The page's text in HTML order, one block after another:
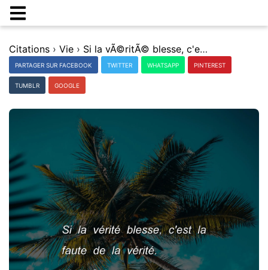
Citations › Vie › Si la vÃ©ritÃ© blesse, c'est la faute de la vÃ©ritÃ©.
PARTAGER SUR FACEBOOK TWITTER WHATSAPP PINTEREST
TUMBLR GOOGLE